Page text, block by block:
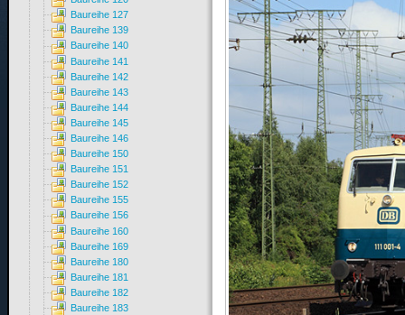
Baureihe 127
Baureihe 139
Baureihe 140
Baureihe 141
Baureihe 142
Baureihe 143
Baureihe 144
Baureihe 145
Baureihe 146
Baureihe 150
Baureihe 151
Baureihe 152
Baureihe 155
Baureihe 156
Baureihe 160
Baureihe 169
Baureihe 180
Baureihe 181
Baureihe 182
Baureihe 183